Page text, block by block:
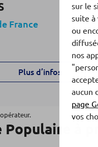
France
Plus d’infos
DE TOURAINE
France
Populaire à
sur le
suite à
ou
nos
aucun
page
vos